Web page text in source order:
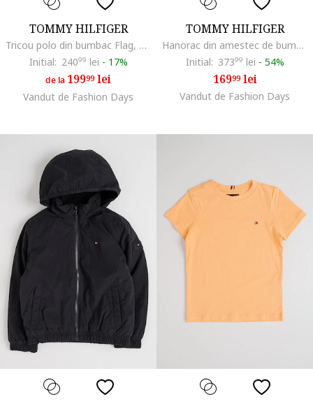
TOMMY HILFIGER
Tricou polo din bumbac Flag, Albastru lavanda
Initial: 24099 lei - 17%
de la 19999lei
Vandut de Fashion Days
TOMMY HILFIGER
Hanorac din amestec de bumbac organic cu logo, Alb/Bleumarin
Initial: 37399 lei - 54%
16999lei
Vandut de Fashion Days